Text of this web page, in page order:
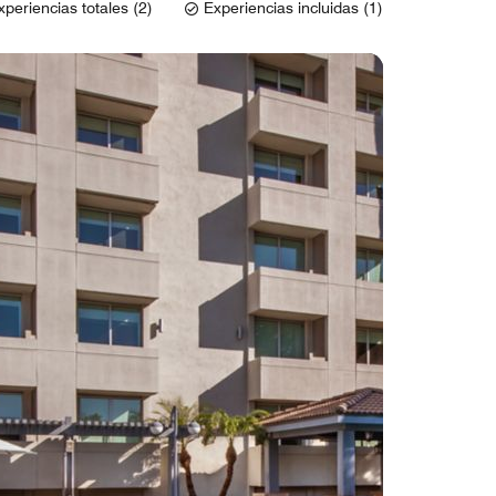
totales (2) Experiencias incluidas (1)